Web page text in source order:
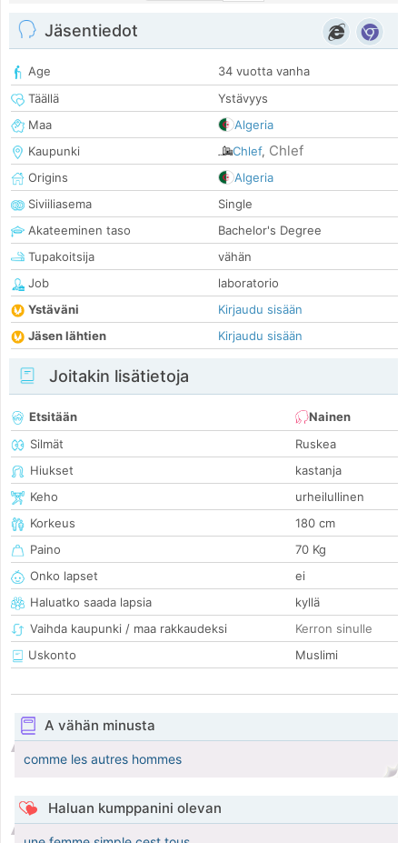
Jäsentiedot
Age
34 vuotta vanha
Täällä
Ystävyys
Maa
Algeria
Kaupunki
Chlef, Chlef
Origins
Algeria
Siviiliasema
Single
Akateeminen taso
Bachelor's Degree
Tupakoitsija
vähän
Job
laboratorio
Ystäväni
Kirjaudu sisään
Jäsen lähtien
Kirjaudu sisään
Joitakin lisätietoja
Etsitään
Nainen
Silmät
Ruskea
Hiukset
kastanja
Keho
urheilullinen
Korkeus
180 cm
Paino
70 Kg
Onko lapset
ei
Haluatko saada lapsia
kyllä
Vaihda kaupunki / maa rakkaudeksi
Kerron sinulle
Uskonto
Muslimi
A vähän minusta
comme les autres hommes
Haluan kumppanini olevan